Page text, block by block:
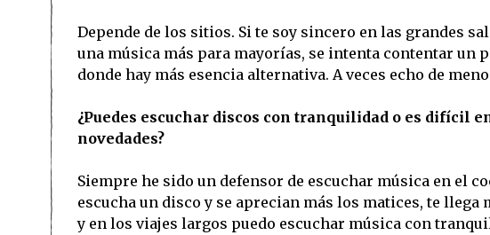
Depende de los sitios. Si te soy sincero en las grandes
una música más para mayorías, se intenta contentar un
donde hay más esencia alternativa. A veces echo de
¿Puedes escuchar discos con tranquilidad o es difícil
novedades?
Siempre he sido un defensor de escuchar música en el
escucha un disco y se aprecian más los matices, te
y en los viajes largos puedo escuchar música con